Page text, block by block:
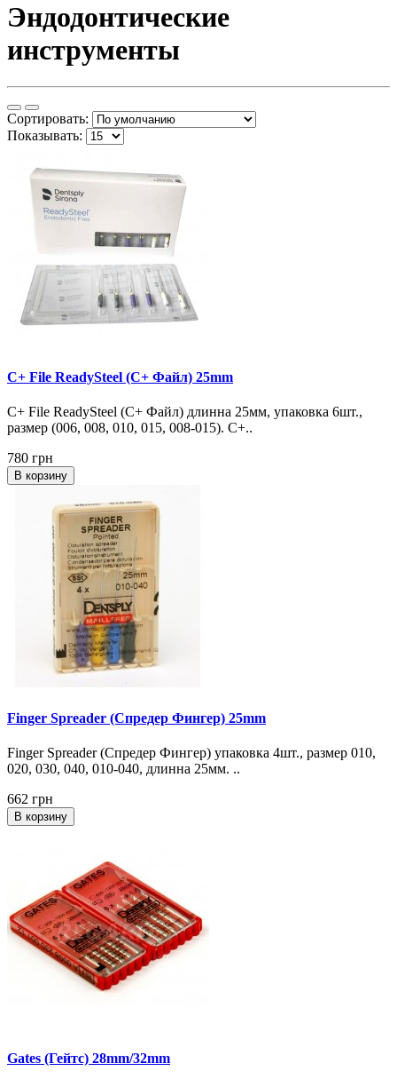
Эндодонтические
инструменты
Сортировать:
Показывать:
C+ File ReadySteel (С+ Файл) 25mm
C+ File ReadySteel (С+ Файл) длинна 25мм, упаковка 6шт.,
размер (006, 008, 010, 015, 008-015). C+..
780 грн
В корзину
Finger Spreader (Спредер Фингер) 25mm
Finger Spreader (Спредер Фингер) упаковка 4шт., размер 010,
020, 030, 040, 010-040, длинна 25мм. ..
662 грн
В корзину
Gates (Гейтс) 28mm/32mm